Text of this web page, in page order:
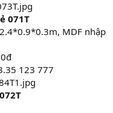
071T
MDF nhập
123 777